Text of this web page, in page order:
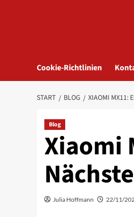
Cookie-Richtlinien
START BLOG XIAOMI MX11:
Blog
Xiaomi
Julia Hoffmann 22/11/